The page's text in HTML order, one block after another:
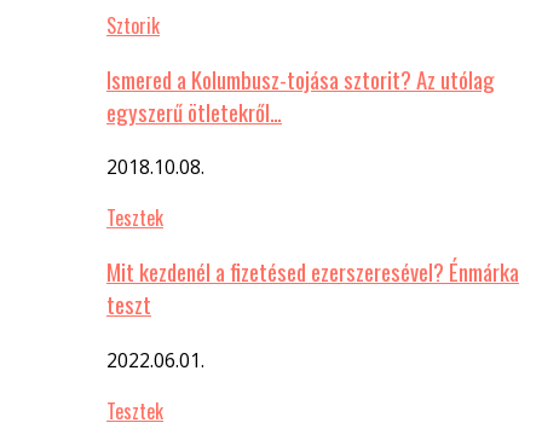
Sztorik
Ismered a Kolumbusz-tojása sztorit? Az utólag
egyszerű ötletekről…
2018.10.08.
Tesztek
Mit kezdenél a fizetésed ezerszeresével? Énmárka
teszt
2022.06.01.
Tesztek